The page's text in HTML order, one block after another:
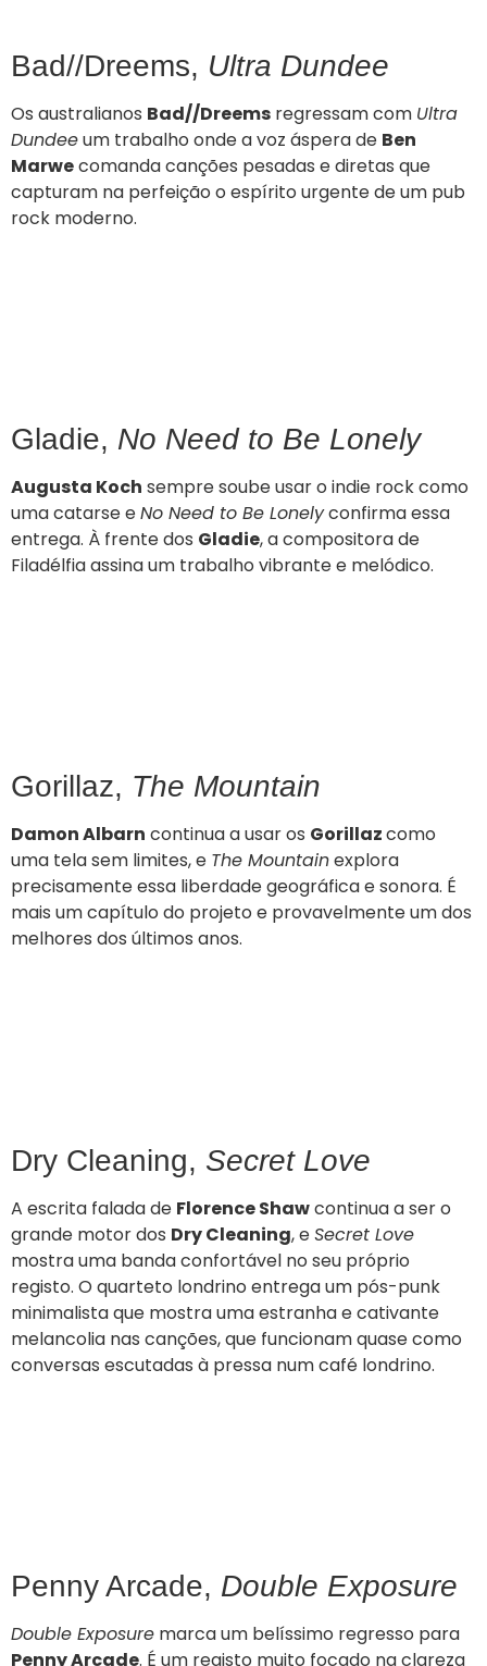
Bad//Dreems, Ultra Dundee
Os australianos Bad//Dreems regressam com Ultra
Dundeeum trabalho onde a voz áspera de Ben
Marwecomanda canções pesadas e diretas que
capturam na perfeição o espírito urgente de um pub
rock moderno.
Gladie, No Need to Be Lonely
Augusta Koch sempre soube usar o indie rock como
uma catarse eNo Need to Be Lonelyconfirma essa
entrega. À frente dos Gladie, a compositora de
Filadélfia assina um trabalho vibrante e melódico.
Gorillaz, The Mountain
Damon Albarn continua a usar os Gorillazcomo
uma tela sem limites, e The Mountainexplora
precisamente essa liberdade geográfica e sonora. É
mais um capítulo do projeto e provavelmente um dos
melhores dos últimos anos.
Dry Cleaning, Secret Love
A escrita falada de Florence Shawcontinua a ser o
grande motor dos Dry Cleaning, eSecret Love
mostra uma banda confortável no seu próprio
registo. O quarteto londrino entrega um pós-punk
minimalista que mostra uma estranha e cativante
melancolia nas canções, que funcionam quase como
conversas escutadas à pressa num café londrino.
Penny Arcade, Double Exposure
Double Exposure marca um belíssimo regresso para
Penny Arcade. É um registo muito focado na clareza